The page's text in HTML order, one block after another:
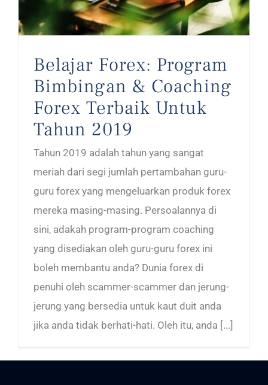
Belajar Forex: Program
Bimbingan & Coaching
Forex Terbaik Untuk
Tahun 2019
Tahun 2019 adalah tahun yang sangat
meriah dari segi jumlah pertambahan guru-
guru forex yang mengeluarkan produk forex
mereka masing-masing. Persoalannya di
sini, adakah program-program coaching
yang disediakan oleh guru-guru forex ini
boleh membantu anda? Dunia forex di
penuhi oleh scammer-scammer dan jerung-
jerung yang bersedia untuk kaut duit anda
jika anda tidak berhati-hati. Oleh itu, anda [...]